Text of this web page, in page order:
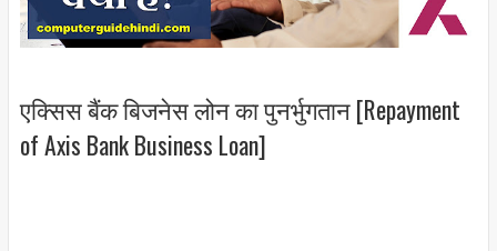
एक्सिस बैंक बिजनेस लोन का पुनर्भुगतान [Repayment
of Axis Bank Business Loan]